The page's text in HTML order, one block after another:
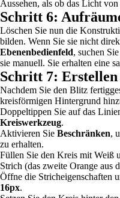
Aussehen, als ob das Licht
Schritt 6:
Löschen Sie nun die
bilden. Wenn Sie sie nicht
Ebenenbedienfeld, suchen
sie manuell. Sie erhalten eine
Schritt 7: Erstellen
Nachdem Sie den Blitz
kreisförmigen Hintergrund
Doppeltippen Sie auf das
Kreiswerkzeug.
Aktivieren Sie Beschränken,
zu erhalten.
Füllen Sie den Kreis mit Weiß
Strich (das zweite Orange aus
Öffne die Stricheigenschaften
16px.